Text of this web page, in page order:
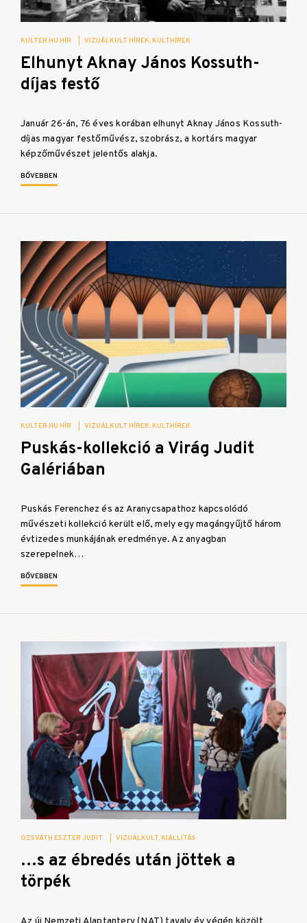
KULTER.HU HÍR VIZUÁLKULT HÍREK KULTHÍREK
Elhunyt Aknay János Kossuth-
díjas festő
Január 26-án, 76 éves korában elhunyt Aknay János Kossuth-
díjas magyar festőművész, szobrász, a kortárs magyar
képzőművészet jelentős alakja.
BŐVEBBEN
KULTER.HU HÍR VIZUÁLKULT HÍREK KULTHÍREK
Puskás-kollekció a Virág Judit
Galériában
Puskás Ferenchez és az Aranycsapathoz kapcsolódó
művészeti kollekció került elő, mely egy magángyűjtő három
évtizedes munkájának eredménye. Az anyagban
szerepelnek…
BŐVEBBEN
OZSVÁTH ESZTER JUDIT VIZUÁLKULT KIÁLLÍTÁS
…s az ébredés után jöttek a
törpék